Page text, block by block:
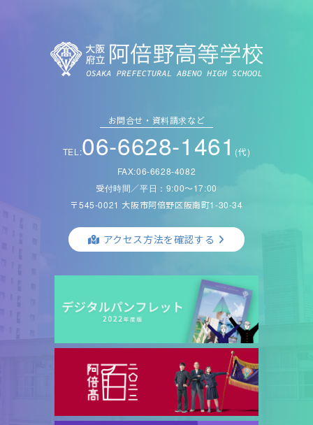
お問合せ・資料請求など
TEL:06-6628-1461 (代)
FAX:06-6628-4082
受付時間／平日：9:00〜17:00
〒545-0021 大阪市阿倍野区阪南町1-30-34
アクセス方法を確認する